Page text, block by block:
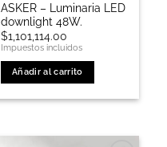
ASKER – Luminaria LED
downlight 48W.
$1,101,114.00
Impuestos incluidos
Añadir al carrito